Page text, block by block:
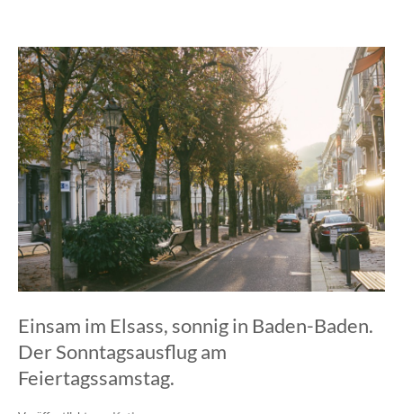
Einsam im Elsass, sonnig in Baden-Baden.
Der Sonntagsausflug am
Feiertagssamstag.